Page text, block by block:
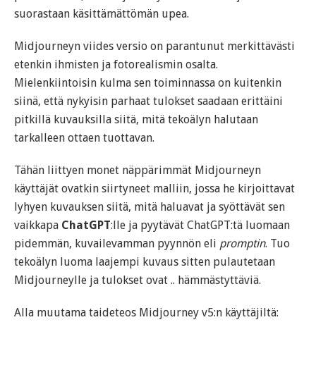
suorastaan käsittämättömän upea.
Midjourneyn viides versio on parantunut merkittävästi
etenkin ihmisten ja fotorealismin osalta.
Mielenkiintoisin kulma sen toiminnassa on kuitenkin
siinä, että nykyisin parhaat tulokset saadaan erittäini
pitkillä kuvauksilla siitä, mitä tekoälyn halutaan
tarkalleen ottaen tuottavan.
Tähän liittyen monet näppärimmät Midjourneyn
käyttäjät ovatkin siirtyneet malliin, jossa he kirjoittavat
lyhyen kuvauksen siitä, mitä haluavat ja syöttävät sen
vaikkapa ChatGPT:lle ja pyytävät ChatGPT:tä luomaan
pidemmän, kuvailevamman pyynnön eli promptin. Tuo
tekoälyn luoma laajempi kuvaus sitten pulautetaan
Midjourneylle ja tulokset ovat .. hämmästyttäviä.
Alla muutama taideteos Midjourney v5:n käyttäjiltä: